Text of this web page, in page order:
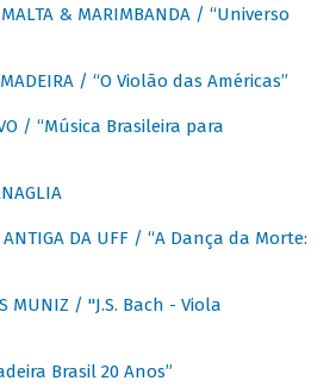
MALTA & MARIMBANDA / “Universo
/ “O Violão das Américas”
/ “Música Brasileira para
ANTIGA DA UFF / “A Dança da Morte:
MUNIZ / "J.S. Bach - Viola
Brasil 20 Anos”